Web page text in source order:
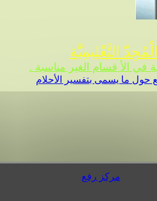
التَّعْلِيمِيَّة
في الأ قسام الغير مناسبة .
حول ما يسمى بتفسير الأحلام
مركز رفع